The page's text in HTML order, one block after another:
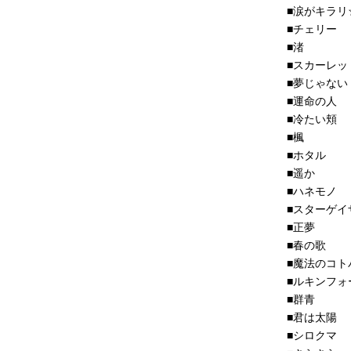
■涙がキラ
■チェリー
■渚
■スカーレッ
■夢じゃない
■運命の人
■冷たい頬
■楓
■ホタル
■遥か
■ハネモノ
■スターゲイ
■正夢
■春の歌
■魔法のコト
■ルキンフォ
■群青
■君は太陽
■シロクマ